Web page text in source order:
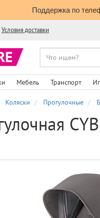
Поддержка по
Условия доставки
Мебель Транспорт
Коляски Прогулочные